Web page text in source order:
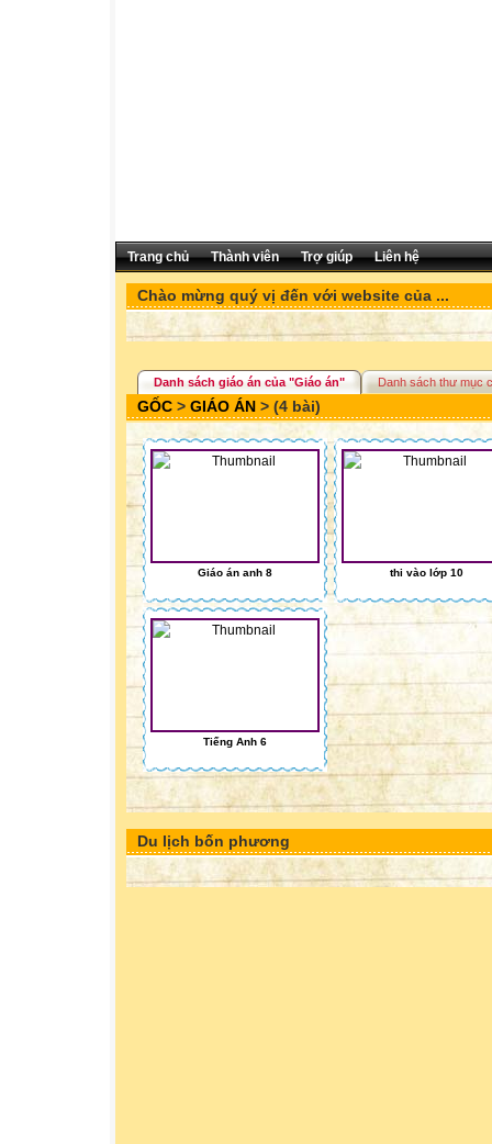
Trang chủ Thành viên Trợ giúp Liên hệ
Chào mừng quý vị đến với website của ...
Danh sách giáo án của "Giáo án" Danh sách thư mục
GỐC > GIÁO ÁN > (4 bài)
Giáo án anh 8 thi vào lớp 10
Tiếng Anh 6
Du lịch bốn phương